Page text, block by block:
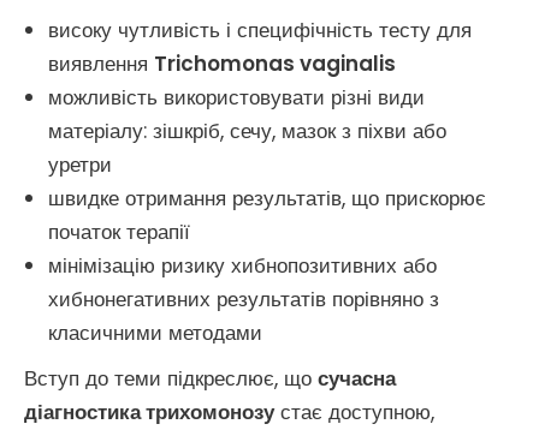
високу чутливість і специфічність тесту для
виявлення Trichomonas vaginalis
можливість використовувати різні види
матеріалу: зішкріб, сечу, мазок з піхви або
уретри
швидке отримання результатів, що прискорює
початок терапії
мінімізацію ризику хибнопозитивних або
хибнонегативних результатів порівняно з
класичними методами
Вступ до теми підкреслює, що сучасна
діагностика трихомонозустає доступною,